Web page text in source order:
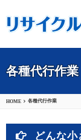
各種代行作業
HOME 各種代行作業
どんな